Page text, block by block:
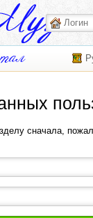
сначала,